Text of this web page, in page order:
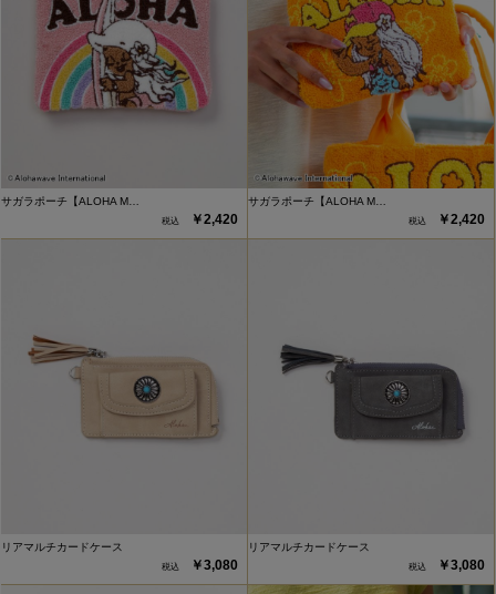
サガラポーチ【ALOHA M…
￥2,420
サガラポーチ【ALOHA M…
￥2,420
リアマルチカードケース
￥3,080
リアマルチカードケース
￥3,080